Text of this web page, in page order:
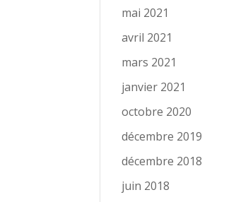
mai 2021
avril 2021
mars 2021
janvier 2021
octobre 2020
décembre 2019
décembre 2018
juin 2018